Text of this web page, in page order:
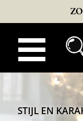
STIJL EN